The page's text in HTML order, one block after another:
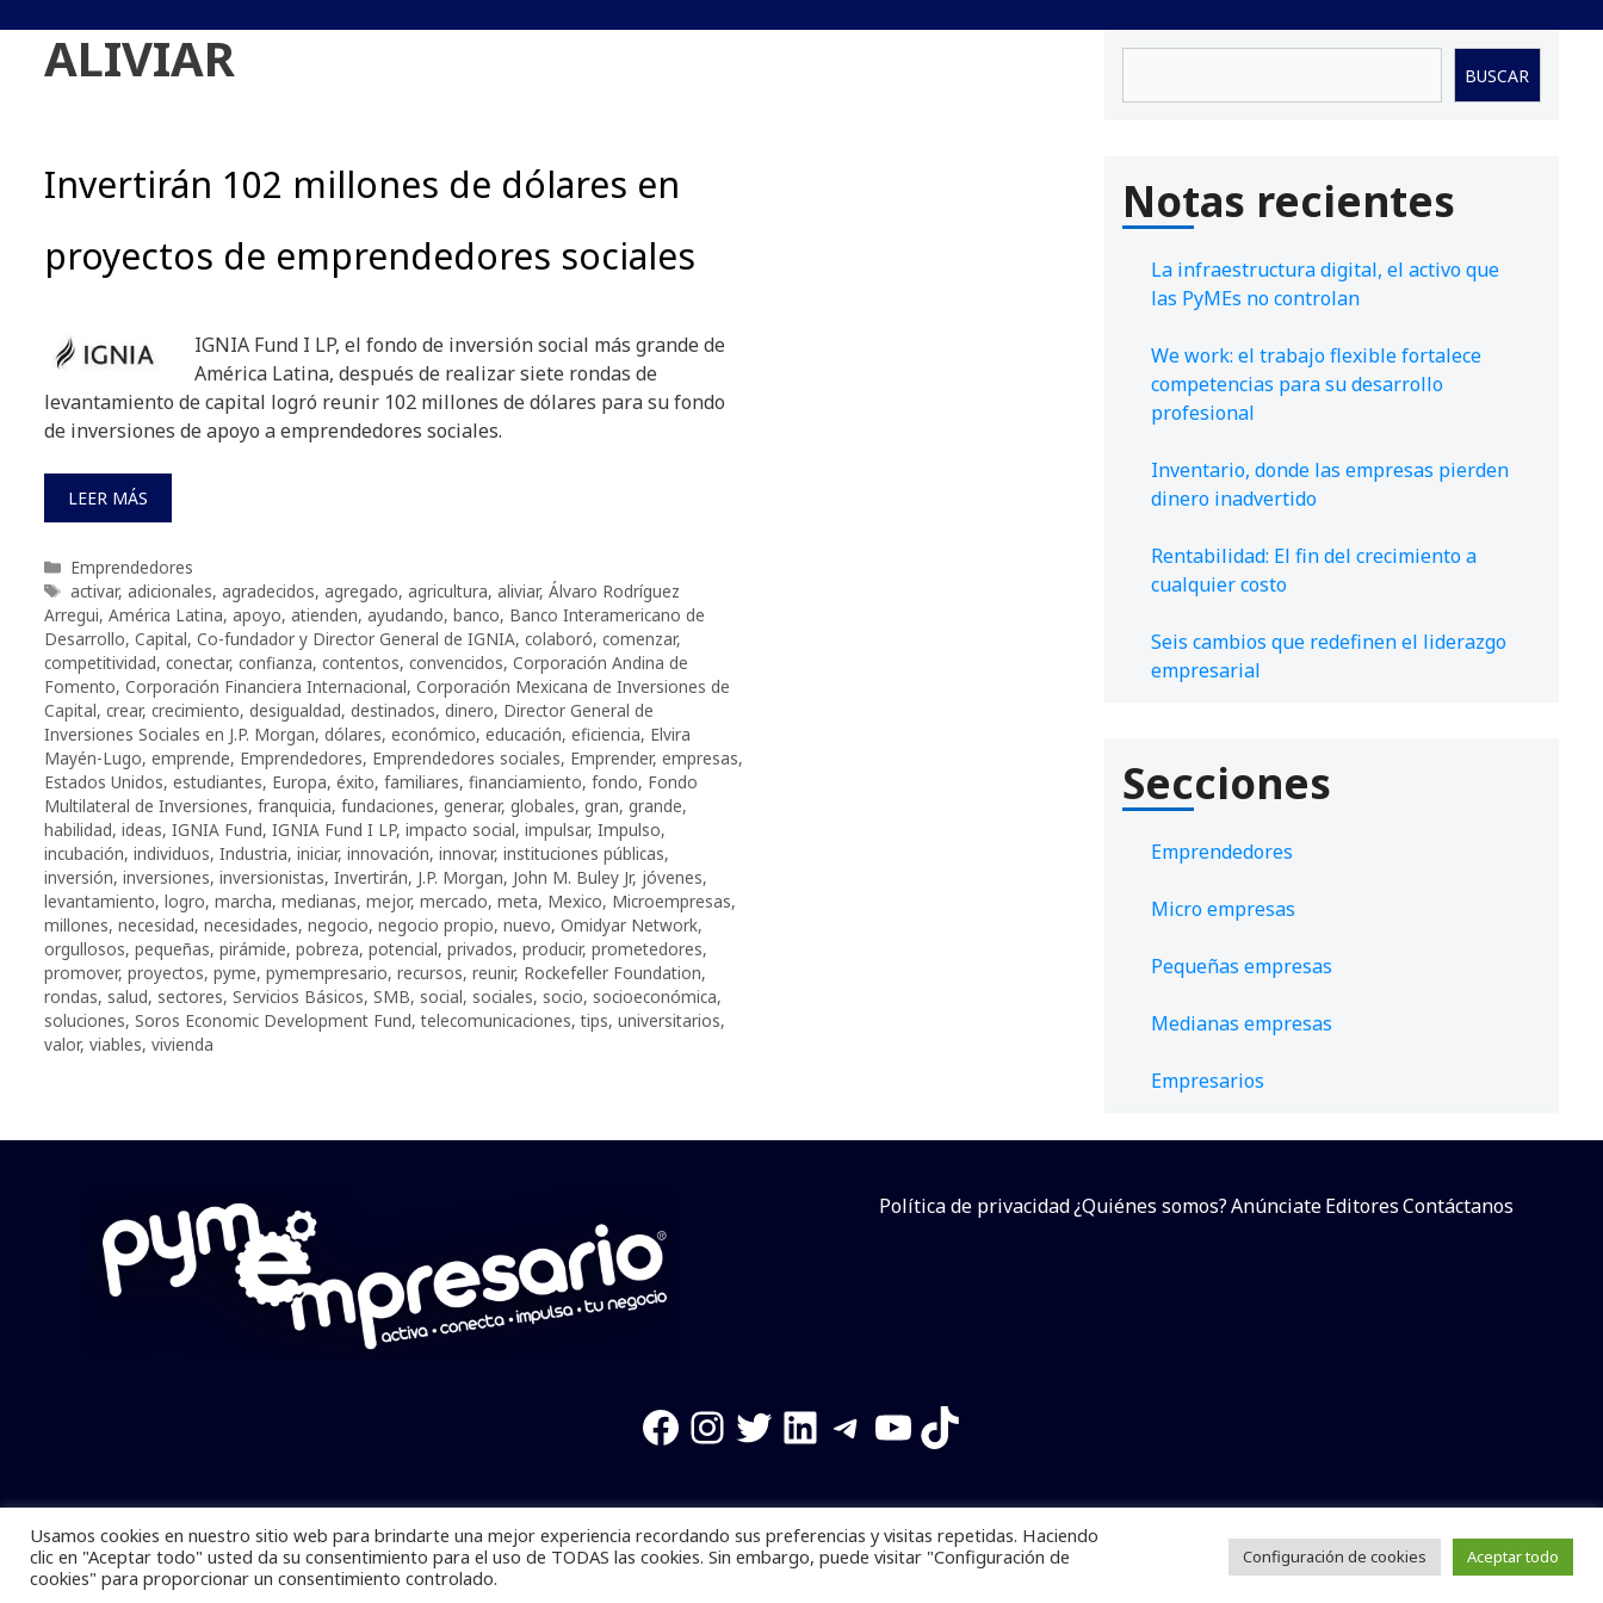
ALIVIAR
Invertirán 102 millones de dólares en
proyectos de emprendedores sociales
IGNIA Fund I LP, el fondo de inversión social más grande de
América Latina, después de realizar siete rondas de
levantamiento de capital logró reunir 102 millones de dólares para su fondo
de inversiones de apoyo a emprendedores sociales.
LEER MÁS
Categorías
Emprendedores
Etiquetas
activar, adicionales, agradecidos, agregado, agricultura, aliviar, Álvaro Rodríguez
Arregui, América Latina, apoyo, atienden, ayudando, banco, Banco Interamericano de
Desarrollo, Capital, Co-fundador y Director General de IGNIA, colaboró, comenzar,
competitividad, conectar, confianza, contentos, convencidos, Corporación Andina de
Fomento, Corporación Financiera Internacional, Corporación Mexicana de Inversiones de
Capital, crear, crecimiento, desigualdad, destinados, dinero, Director General de
Inversiones Sociales en J.P. Morgan, dólares, económico, educación, eficiencia, Elvira
Mayén-Lugo, emprende, Emprendedores, Emprendedores sociales, Emprender, empresas,
Estados Unidos, estudiantes, Europa, éxito, familiares, financiamiento, fondo, Fondo
Multilateral de Inversiones, franquicia, fundaciones, generar, globales, gran, grande,
habilidad, ideas, IGNIA Fund, IGNIA Fund I LP, impacto social, impulsar, Impulso,
incubación, individuos, Industria, iniciar, innovación, innovar, instituciones públicas,
inversión, inversiones, inversionistas, Invertirán, J.P. Morgan, John M. Buley Jr, jóvenes,
levantamiento, logro, marcha, medianas, mejor, mercado, meta, Mexico, Microempresas,
millones, necesidad, necesidades, negocio, negocio propio, nuevo, Omidyar Network,
orgullosos, pequeñas, pirámide, pobreza, potencial, privados, producir, prometedores,
promover, proyectos, pyme, pymempresario, recursos, reunir, Rockefeller Foundation,
rondas, salud, sectores, Servicios Básicos, SMB, social, sociales, socio, socioeconómica,
soluciones, Soros Economic Development Fund,telecomunicaciones,tips, universitarios,
valor, viables, vivienda
BUSCAR
Notas recientes
La infraestructura digital, el activo que
las PyMEs no controlan
We work: el trabajo flexible fortalece
competencias para su desarrollo
profesional
Inventario, donde las empresas pierden
dinero inadvertido
Rentabilidad: El fin del crecimiento a
cualquier costo
Seis cambios que redefinen el liderazgo
empresarial
Secciones
Emprendedores
Micro empresas
Pequeñas empresas
Medianas empresas
Empresarios
Política de privacidad¿Quiénes somos?AnúnciateEditoresContáctanos
Facebook
Instagram
Twitter
LinkedIn
Telegram
YouTube
TikTok
Pymempresario © 2025 Todos los derechos reservados. Se prohibe el uso de la información total o parcial sin dar referencia a la fuente.
Desarrollado poryalla ya!
Usamos cookies en nuestro sitio web para brindarte una mejor experiencia recordando sus preferencias y visitas repetidas. Haciendo
clic en "Aceptar todo" usted da su consentimiento para el uso de TODAS las cookies. Sin embargo, puede visitar "Configuración de
cookies" para proporcionar un consentimiento controlado.
Configuración de cookies Aceptar todo